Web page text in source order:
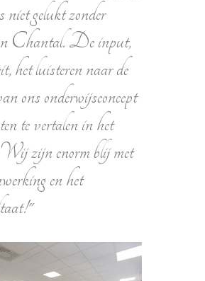
gelukt zonder
Chantal. De input,
het luisteren naar de
ons onderwijsconcept
te vertalen in het
zijn enorm blij met
en het